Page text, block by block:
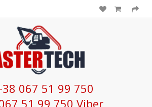
067 51 99 750
51 99 750 Viber